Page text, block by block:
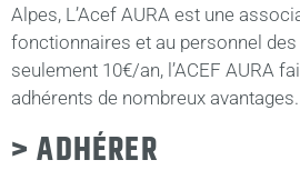
Alpes, L’Acef AURA est une
fonctionnaires et au personnel
seulement 10€/an, l’ACEF AURA
adhérents de nombreux avantages.
> ADHÉRER